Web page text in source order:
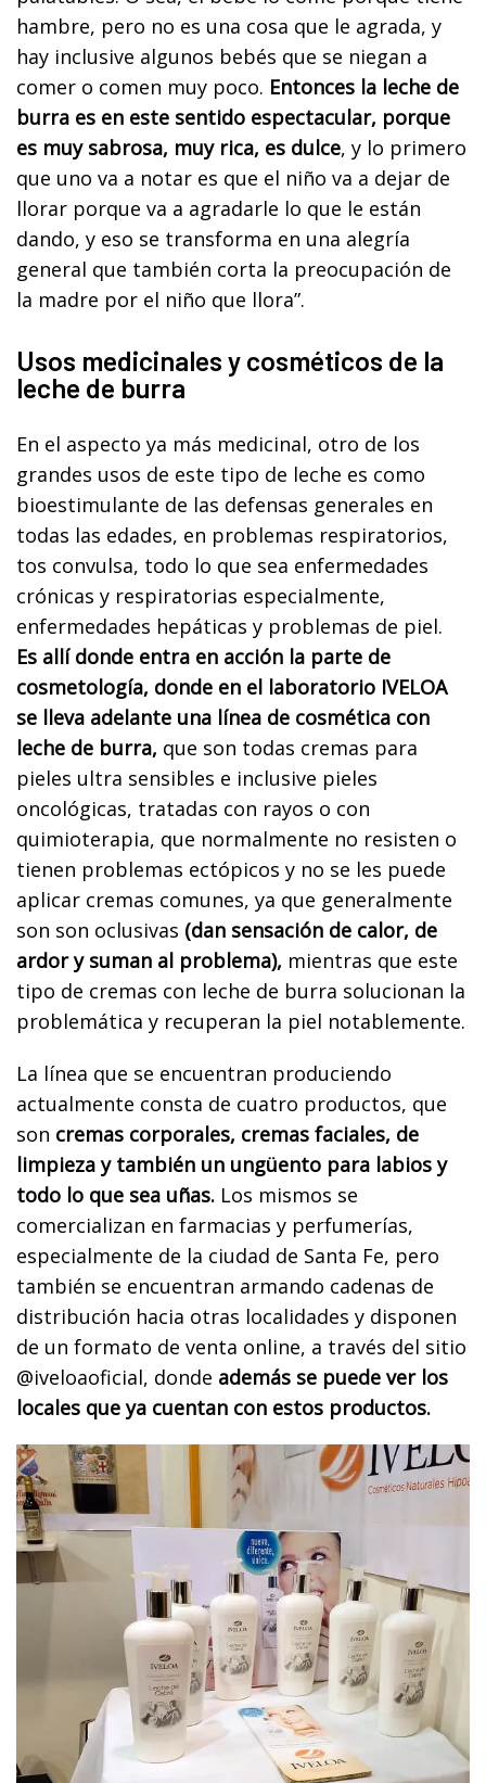
hambre, pero no es una cosa que le agrada, y
hay inclusive algunos bebés que se niegan a
comer o comen muy poco. Entonces la leche de
burra es en este sentido espectacular, porque
es muy sabrosa, muy rica, es dulce, y lo primero
que uno va a notar es que el niño va a dejar de
llorar porque va a agradarle lo que le están
dando, y eso se transforma en una alegría
general que también corta la preocupación de
la madre por el niño que llora”.
Usos medicinales y cosméticos de la
leche de burra
En el aspecto ya más medicinal, otro de los
grandes usos de este tipo de leche es como
bioestimulante de las defensas generales en
todas las edades, en problemas respiratorios,
tos convulsa, todo lo que sea enfermedades
crónicas y respiratorias especialmente,
enfermedades hepáticas y problemas de piel.
Es allí donde entra en acción la parte de
cosmetología, donde en el laboratorio IVELOA
se lleva adelante una línea de cosmética con
leche de burra, que son todas cremas para
pieles ultra sensibles e inclusive pieles
oncológicas, tratadas con rayos o con
quimioterapia, que normalmente no resisten o
tienen problemas ectópicos y no se les puede
aplicar cremas comunes, ya que generalmente
son son oclusivas (dan sensación de calor, de
ardor y suman al problema), mientras que este
tipo de cremas con leche de burra solucionan la
problemática y recuperan la piel notablemente.
La línea que se encuentran produciendo
actualmente consta de cuatro productos, que
son cremas corporales, cremas faciales, de
limpieza y también un ungüento para labios y
todo lo que sea uñas. Los mismos se
comercializan en farmacias y perfumerías,
especialmente de la ciudad de Santa Fe, pero
también se encuentran armando cadenas de
distribución hacia otras localidades y disponen
de un formato de venta online, a través del sitio
@iveloaoficial, donde además se puede ver los
locales que ya cuentan con estos productos.